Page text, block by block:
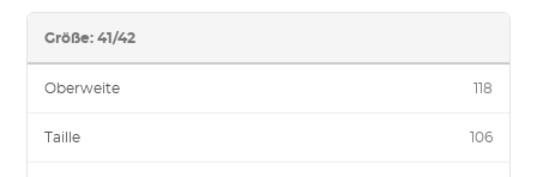
Größe: 41/42
Oberweite 118
Taille 106